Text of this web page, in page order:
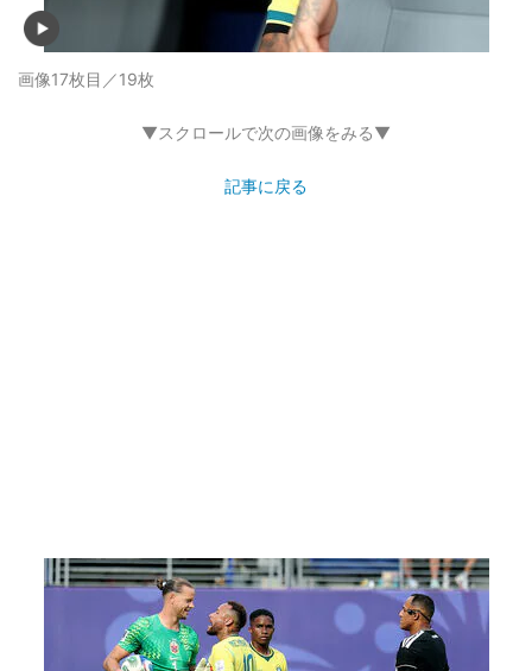
画像17枚目／19枚
▼スクロールで次の画像をみる▼
記事に戻る